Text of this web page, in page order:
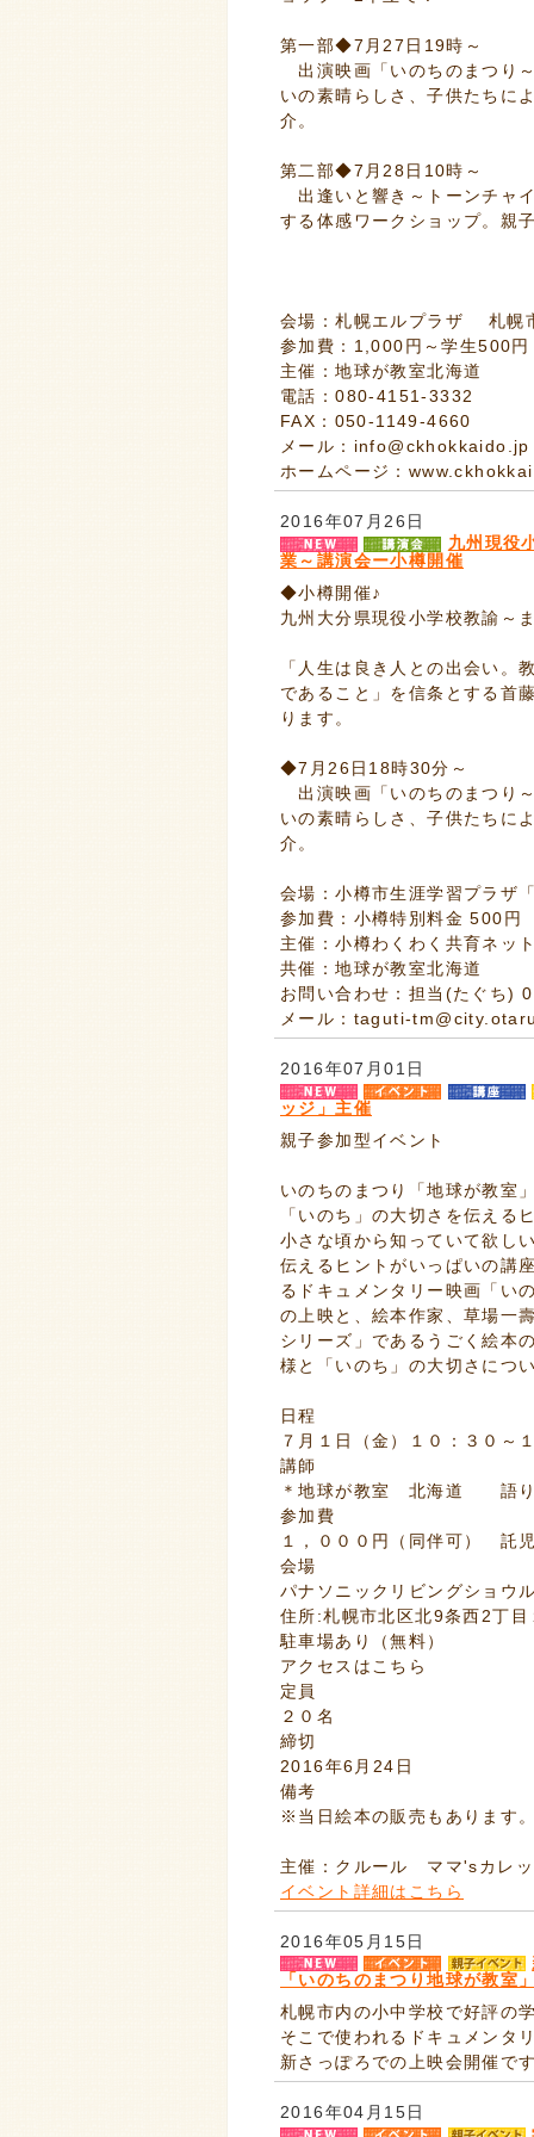
第一部◆7月27日19時～
出演映画「いのちのまつり
いの素晴らしさ、子供たちに
介。
第二部◆7月28日10時～
出逢いと響き～トーンチャ
する体感ワークショップ。親
会場：札幌エルプラザ 札幌
参加費：1,000円～学生500円
主催：地球が教室北海道
電話：080-4151-3332
FAX：050-1149-4660
メール：info@ckhokkaido.jp
ホームページ：
2016年07月26日
九州現役
業～講演会ー小樽開催
◆小樽開催♪
九州大分県現役小学校教諭～
「人生は良き人との出会い。
であること」を信条とする首
ります。
◆7月26日18時30分～
出演映画「いのちのまつり
いの素晴らしさ、子供たちに
介。
会場：小樽市生涯学習プラザ
参加費：小樽特別料金 500円
主催：小樽わくわく共育ネッ
共催：地球が教室北海道
お問い合わせ：担当(たぐ
メール：taguti-
2016年07月01日
ッジ」主催
親子参加型イベント
いのちのまつり「地球が教室
「いのち」の大切さを伝える
小さな頃から知っていて欲し
伝えるヒントがいっぱいの講
るドキュメンタリー映画「い
の上映と、絵本作家、草場一
シリーズ」であるうごく絵本
様と「いのち」の大切さにつ
日程
７月１日（金）１０：３０～
講師
＊地球が教室 北海道 語り
参加費
１，０００円（同伴可） 託
会場
パナソニックリビングショウ
住所:札幌市北区北9条西2丁目
駐車場あり（無料）
アクセスはこちら
定員
２０名
締切
2016年6月24日
備考
※当日絵本の販売もあります
主催：クルール ママ'sカレ
イベント詳細はこちら
2016年05月15日
「いのちのまつり地球が教室
札幌市内の小中学校で好評の
そこで使われるドキュメンタ
新さっぽろでの上映会開催で
2016年04月15日